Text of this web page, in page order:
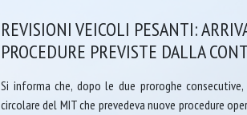
REVISIONI VEICOLI PESANTI:
PROCEDURE PREVISTE DALLA
Si informa che, dopo le due proroghe
circolare del MIT che prevedeva nuove procedure